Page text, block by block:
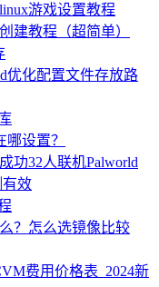
游戏设置教程
建教程（超简单）
优化配置文件存放路
设置？
功32人联机Palworld
有效
？怎么选镜像比较
费用价格表_2024新